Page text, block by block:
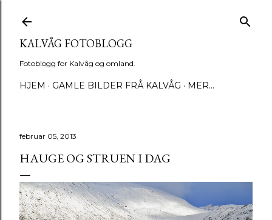
KALVÅG FOTOBLOGG
Fotoblogg for Kalvåg og omland.
HJEM GAMLE BILDER FRÅ KALVÅG MER…
februar 05, 2013
HAUGE OG STRUEN I DAG